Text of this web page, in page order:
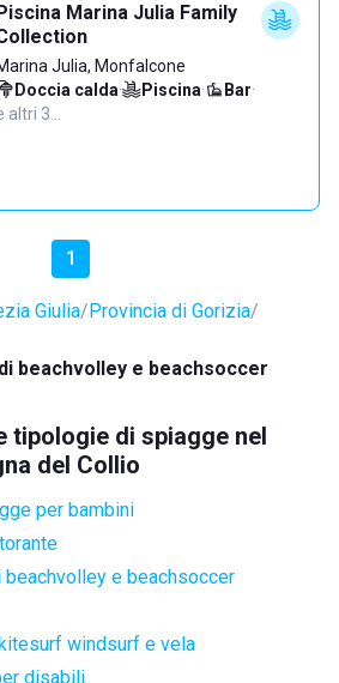
Marina Julia Family
Julia, Monfalcone
Doccia calda· Piscina· Bar·
altri 3…
1
Giulia Provincia di Gorizia
beachvolley e beachsoccer
tipologie di spiagge nel
del Collio
per bambini
e beachsoccer
windsurf e vela
disabili